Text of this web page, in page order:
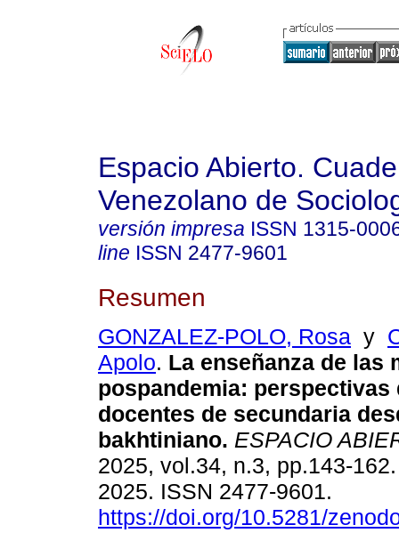
Espacio Abierto.
Venezolano de
versión impresa ISSN 1315-
line ISSN 2477-9601
Resumen
GONZALEZ-POLO, Rosa y
Apolo. La enseñanza de las
pospandemia: perspectivas
docentes de secundaria
bakhtiniano. ESPACIO
2025, vol.34, n.3, pp.143-
2025. ISSN 2477-9601.
https://doi.org/10.5281/